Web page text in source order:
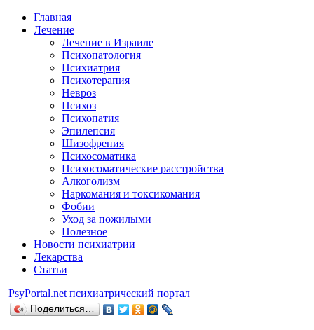
Главная
Лечение
Лечение в Израиле
Психопатология
Психиатрия
Психотерапия
Невроз
Психоз
Психопатия
Эпилепсия
Шизофрения
Психосоматика
Психосоматические расстройства
Алкоголизм
Наркомания и токсикомания
Фобии
Уход за пожилыми
Полезное
Новости психиатрии
Лекарства
Статьи
PsyPortal.net психиатрический портал
Поделиться…